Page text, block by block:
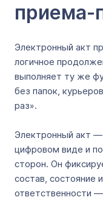
приема-
Электронный акт
логичное
выполняет ту же
без папок,
раз».
Электронный акт —
цифровом виде и
сторон. Он
состав, состояние
ответственности